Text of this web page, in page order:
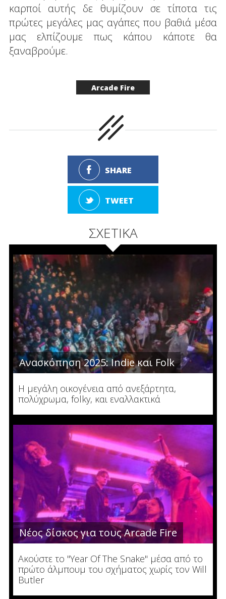
καρποί αυτής δε θυμίζουν σε τίποτα τις
πρώτες μεγάλες μας αγάπες που βαθιά μέσα
μας ελπίζουμε πως κάπου κάποτε θα
ξαναβρούμε.
Arcade Fire
SHARE
TWEET
ΣΧΕΤΙΚΑ
Ανασκόπηση 2025: Indie και Folk
Η μεγάλη οικογένεια από ανεξάρτητα,
πολύχρωμα, folky, και εναλλακτικά
Νέος δίσκος για τους Arcade Fire
Ακούστε το "Year Of The Snake" μέσα από το
πρώτο άλμπουμ του σχήματος χωρίς τον Will
Butler